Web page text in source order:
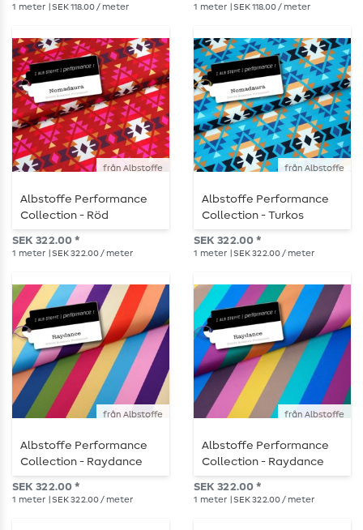
1 meter | SEK 118.00 / meter 1 meter | SEK 118.00 / meter
från Albstoffe
Albstoffe Performance
Collection - Röd
SEK 322.00 *
1 meter | SEK 322.00 / meter
från Albstoffe
Albstoffe Performance
Collection - Turkos
SEK 322.00 *
1 meter | SEK 322.00 / meter
från Albstoffe
Albstoffe Performance
Collection - Raydance
Multicolor Col. 2
SEK 322.00 *
1 meter | SEK 322.00 / meter
från Albstoffe
Albstoffe Performance
Collection - Raydance
Multicolor Col.1
SEK 322.00 *
1 meter | SEK 322.00 / meter